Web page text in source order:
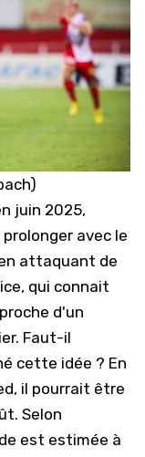
juin 2025,
avec le
attaquant de
qui connait
d'un
Faut-il
cette idée ? En
il pourrait être
Selon
est estimée à